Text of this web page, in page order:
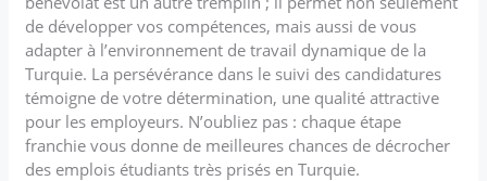
de développer vos compétences, mais aussi de vous
adapter à l’environnement de travail dynamique de la
Turquie. La persévérance dans le suivi des candidatures
témoigne de votre détermination, une qualité attractive
pour les employeurs. N’oubliez pas : chaque étape
franchie vous donne de meilleures chances de décrocher
des emplois étudiants très prisés en Turquie.